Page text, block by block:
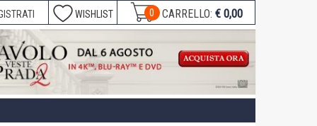
0 CARRELLO: € 0,00
WISHLIST